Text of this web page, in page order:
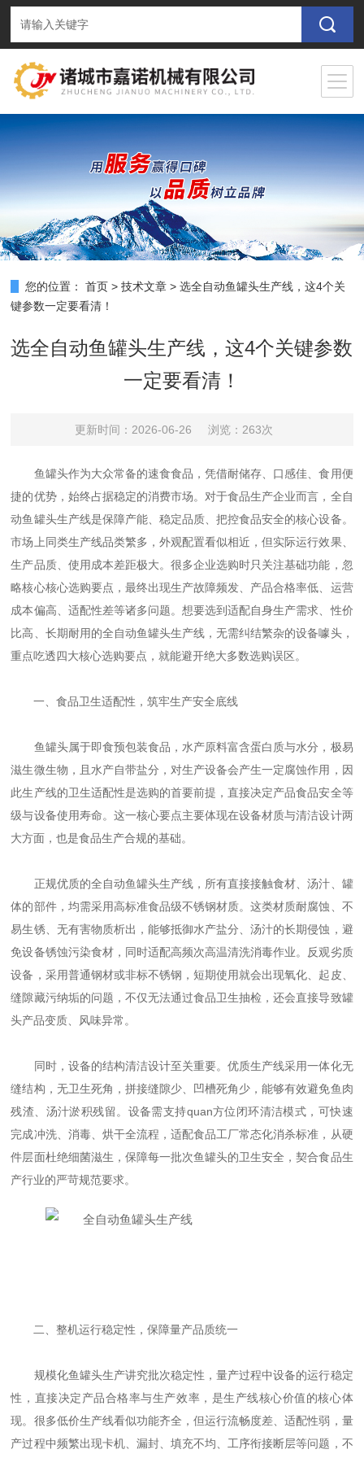
您的位置： 首页 >技术文章 >选全自动鱼罐头生产线，这4个关
键参数一定要看清！
选全自动鱼罐头生产线，这4个关键参数
一定要看清！
更新时间：2026-06-26 浏览：263次
鱼罐头作为大众常备的速食食品，凭借耐储存、口感佳、食用便
捷的优势，始终占据稳定的消费市场。对于食品生产企业而言，全自
动鱼罐头生产线是保障产能、稳定品质、把控食品安全的核心设备。
市场上同类生产线品类繁多，外观配置看似相近，但实际运行效果、
生产品质、使用成本差距极大。很多企业选购时只关注基础功能，忽
略核心核心选购要点，最终出现生产故障频发、产品合格率低、运营
成本偏高、适配性差等诸多问题。想要选到适配自身生产需求、性价
比高、长期耐用的全自动鱼罐头生产线，无需纠结繁杂的设备噱头，
重点吃透四大核心选购要点，就能避开绝大多数选购误区。
一、食品卫生适配性，筑牢生产安全底线
鱼罐头属于即食预包装食品，水产原料富含蛋白质与水分，极易
滋生微生物，且水产自带盐分，对生产设备会产生一定腐蚀作用，因
此生产线的卫生适配性是选购的首要前提，直接决定产品食品安全等
级与设备使用寿命。这一核心要点主要体现在设备材质与清洁设计两
大方面，也是食品生产合规的基础。
正规优质的全自动鱼罐头生产线，所有直接接触食材、汤汁、罐
体的部件，均需采用高标准食品级不锈钢材质。这类材质耐腐蚀、不
易生锈、无有害物质析出，能够抵御水产盐分、汤汁的长期侵蚀，避
免设备锈蚀污染食材，同时适配高频次高温清洗消毒作业。反观劣质
设备，采用普通钢材或非标不锈钢，短期使用就会出现氧化、起皮、
缝隙藏污纳垢的问题，不仅无法通过食品卫生抽检，还会直接导致罐
头产品变质、风味异常。
同时，设备的结构清洁设计至关重要。优质生产线采用一体化无
缝结构，无卫生死角，拼接缝隙少、凹槽死角少，能够有效避免鱼肉
残渣、汤汁淤积残留。设备需支持quan方位闭环清洁模式，可快速
完成冲洗、消毒、烘干全流程，适配食品工厂常态化消杀标准，从硬
件层面杜绝细菌滋生，保障每一批次鱼罐头的卫生安全，契合食品生
产行业的严苛规范要求。
二、整机运行稳定性，保障量产品质统一
规模化鱼罐头生产讲究批次稳定性，量产过程中设备的运行稳定
性，直接决定产品合格率与生产效率，是生产线核心价值的核心体
现。很多低价生产线看似功能齐全，但运行流畅度差、适配性弱，量
产过程中频繁出现卡机、漏封、填充不均、工序衔接断层等问题，不